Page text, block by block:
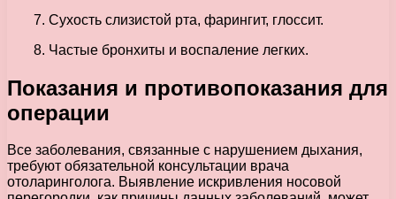
7. Сухость слизистой рта, фарингит, глоссит.
8. Частые бронхиты и воспаление легких.
Показания и противопоказания для
операции
Все заболевания, связанные с нарушением дыхания,
требуют обязательной консультации врача
отоларинголога. Выявление искривления носовой